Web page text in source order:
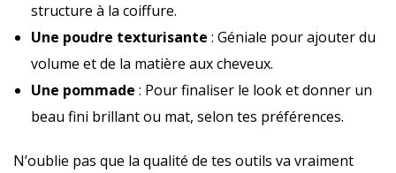
structure à la coiffure.
Une poudre texturisante : Géniale pour ajouter du
volume et de la matière aux cheveux.
Une pommade : Pour finaliser le look et donner un
beau fini brillant ou mat, selon tes préférences.
N’oublie pas que la qualité de tes outils va vraiment